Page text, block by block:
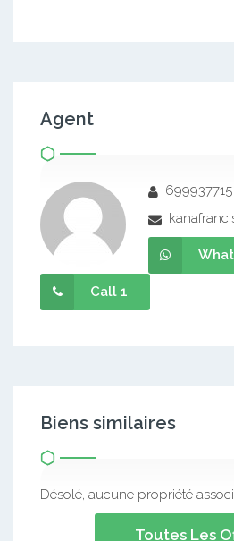
Agent
699937715
Call 1
Biens similaires
Désolé, aucune propriété
Toutes Les